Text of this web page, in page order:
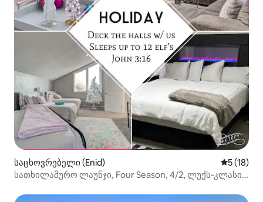
საცხოვრებელი (Enid) საშუალო
5 (18)
სათხილამურო ლაუნჯი, Four Season, 4/2, ლუქს‑კლასის